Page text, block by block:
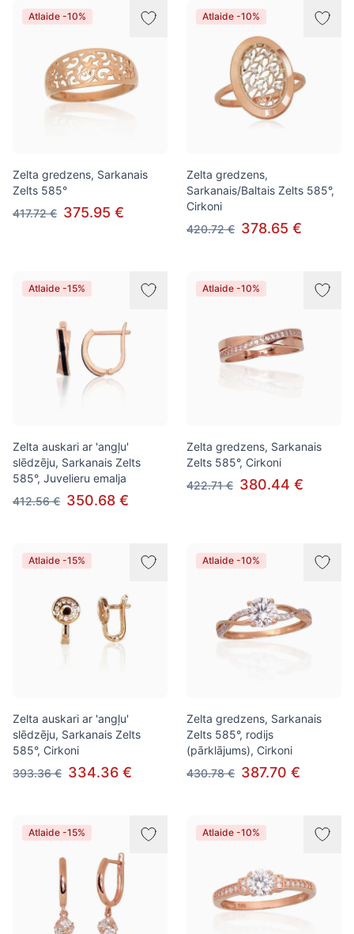
Atlaide -10%
Zelta gredzens, Sarkanais
Zelts 585°
417.72 € 375.95 €
Atlaide -10%
Zelta gredzens,
Sarkanais/Baltais Zelts 585°,
Cirkoni
420.72 € 378.65 €
Atlaide -15%
Zelta auskari ar 'angļu'
slēdzēju, Sarkanais Zelts
585°, Juvelieru emalja
412.56 € 350.68 €
Atlaide -10%
Zelta gredzens, Sarkanais
Zelts 585°, Cirkoni
422.71 € 380.44 €
Atlaide -15%
Zelta auskari ar 'angļu'
slēdzēju, Sarkanais Zelts
585°, Cirkoni
393.36 € 334.36 €
Atlaide -10%
Zelta gredzens, Sarkanais
Zelts 585°, rodijs
(pārklājums), Cirkoni
430.78 € 387.70 €
Atlaide -15% Atlaide -10%